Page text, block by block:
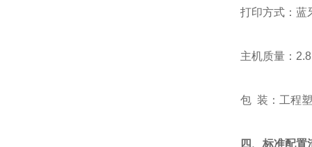
打印方式：蓝
主机质量：
包 装：工程
四、标准配置